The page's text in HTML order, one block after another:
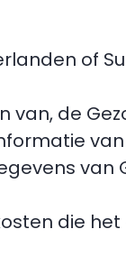
of
van, de
van
die